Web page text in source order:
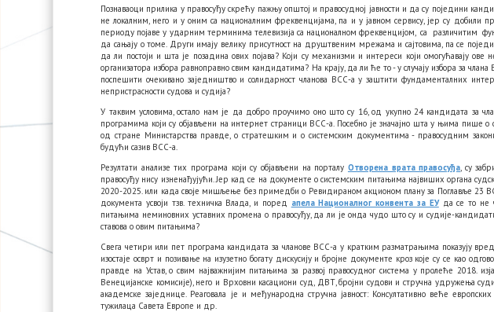
Познаваоци прилика у правосуђу скрећу пажњу општој и правосудној јавности и да су поједини
не локалним, него и у оним са националним фреквенцијама, па и у јавном сервису, јер су
периоду појаве у ударним терминима телевизија са националном фреквенцијом, са различитим
да сањају о томе. Други имају велику присутност на друштвеним мрежама и сајтовима, па се
да ли постоји и шта је позадина ових појава? Који су механизми и интереси који омогућавају ове
организатора избора равноправно свим кандидатима? На крају, да ли ће то - у случају избора за
поспешити очекивано заједништво и солидарност чланова ВСС-а у заштити фундаменталних
непристрасности судова и судија?
У таквим условима, остало нам је да добро проучимо оно што су 16, од укупно 24 кандидата за
програмима који су објављени на интернет страници ВСС-а. Посебно је значајно шта у њима пише
од стране Министарства правде, о стратешким и о системским документима - правосудним
будући сазив ВСС-а.
Резултати анализе тих програма који су објављени на порталу Отворена врата правосуђа, су
правосуђу нису изненађујући. Јер кад се на документе о системским питањима највиших органа
2020-2025. или када своје мишљење без примедби о Ревидираном акционом плану за Поглавље 23
документа усвоји тзв. техничка Влада, и поред апела Националног конвента за ЕУда се то не
питањима неминовних уставних промена о правосуђу, да ли је онда чудо што су и судије-
ставова о овим питањима?
Свега четири или пет програма кандидата за чланове ВСС-а у кратким разматрањима показују
изостаје осврт и позивање на изузетно богату дискусију и бројне документе кроз које су се као
правде на Устав, о свим најважнијим питањима за развој правосудног система у пролеће 2018.
Венецијанске комисије), него и Врховни касациони суд, ДВТ, бројни судови и стручна удружења
академске заједнице. Реаговала је и међународна стручна јавност: Консултативно веће
тужилаца Савета Европе и др.